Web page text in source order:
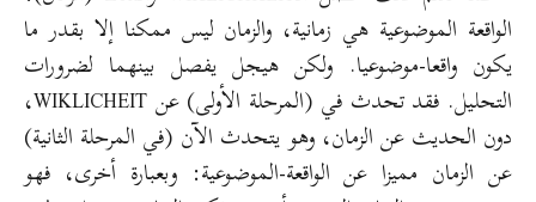
الواقعة الموضوعية هي زمانية، والزمان ليس ممكنا إلا بقدر ما
يكون واقعا-موضوعيا. ولكن هيجل يفصل بينهما لضرورات
التحليل. فقد تحدث في (المرحلة الأولى) عن WIKLICHEIT،
دون الحديث عن الزمان، وهو يتحدث الآن (في المرحلة الثانية)
عن الزمان مميزا عن الواقعة-الموضوعية: وبعبارة أخرى، فهو